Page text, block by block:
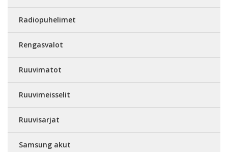
Radiopuhelimet
Rengasvalot
Ruuvimatot
Ruuvimeisselit
Ruuvisarjat
Samsung akut